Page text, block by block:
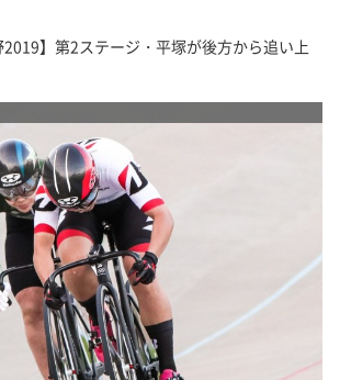
2019】第2ステージ・平塚が後方から追い上